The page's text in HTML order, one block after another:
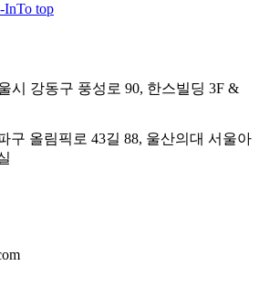
InTo top
시 강동구 풍성로 90, 한스빌딩 3F &
구 올림픽로 43길 88, 울산의대 서울아